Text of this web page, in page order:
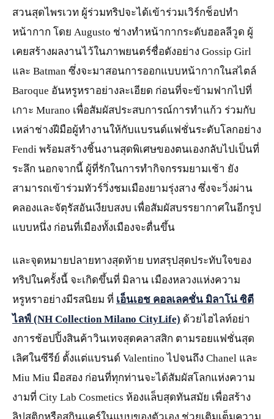
สวนสุดไพรเวท ผู้ร่วมทริปจะได้เข้าร่วมเวิร์กช็อปทำ
หน้ากาก โดย Augusto ช่างทำหน้ากากระดับฮอลลีวูด ผู้
เคยสร้างผลงานไว้ในภาพยนตร์ชื่อดังอย่าง Gossip Girl
และ Batman ซึ่งจะมาสอนการออกแบบหน้ากากในสไตล์
Baroque อันหรูหราอย่างละเอียด ก่อนที่จะข้ามฟากไปที่
เกาะ Murano เพื่อสัมผัสประสบการณ์การทำแก้ว ร่วมกับ
เหล่าช่างฝีมือผู้ทำงานให้กับแบรนด์แฟชั่นระดับโลกอย่าง
Fendi พร้อมสร้างชิ้นงานสุดพิเศษของตนเองกลับไปเป็นที่
ระลึก นอกจากนี้ ผู้ที่รักในการทำกิจกรรมยามเช้า ยัง
สามารถเข้าร่วมทัวร์วิ่งชมเมืองยามรุ่งสาง ซึ่งจะวิ่งผ่าน
คลองและจัตุรัสอันเงียบสงบ เพื่อสัมผัสบรรยากาศในอีกรูป
แบบหนึ่ง ก่อนที่เมืองทั้งเมืองจะตื่นขึ้น
และจุดหมายปลายทางสุดท้าย บทสรุปสุดประทับใจของ
ทริปในครั้งนี้ จะเกิดขึ้นที่ มิลาน เมืองหลวงแห่งความ
หรูหราอย่างมีรสนิยม ที่ เอ็นเอช คอลเลคชั่น มิลาโน่ ซิตี
ไลฟ์ (NH Collection Milano CityLife) ด้วยไฮไลท์อย่า
งการช้อปปิ้งสินค้าวินเทจสุดคลาสสิก ตามรอยแฟชั่นสุด
เลิศในซีรีย์ ตั้งแต่แบรนด์ Valentino ไปจนถึง Chanel และ
Miu Miu มือสอง ก่อนที่ทุกท่านจะได้สัมผัสโลกแห่งความ
งามที่ City Lab Cosmetics ห้องแล็บสุดทันสมัย เพื่อสร้าง